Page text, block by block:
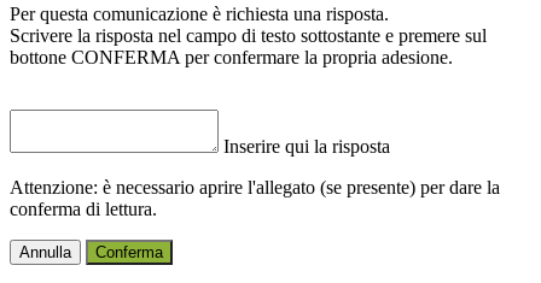
Per questa comunicazione è richiesta una risposta.
Scrivere la risposta nel campo di testo sottostante e premere sul
bottone CONFERMA per confermare la propria adesione.
Inserire qui la risposta
Attenzione: è necessario aprire l'allegato (se presente) per dare la
conferma di lettura.
Annulla Conferma